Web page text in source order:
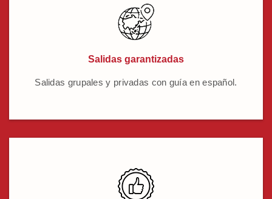
Salidas garantizadas
Salidas grupales y privadas con guía en español.